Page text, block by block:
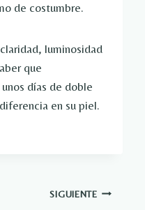
de costumbre.
luminosidad
que
días de doble
en su piel.
SIGUIENTE